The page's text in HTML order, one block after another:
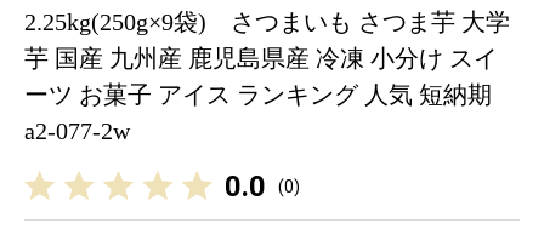
2.25kg(250g×9袋) さつまいも さつま芋 大学
芋 国産 九州産 鹿児島県産 冷凍 小分け スイ
ーツ お菓子 アイス ランキング 人気 短納期
a2-077-2w
0.0 (0)